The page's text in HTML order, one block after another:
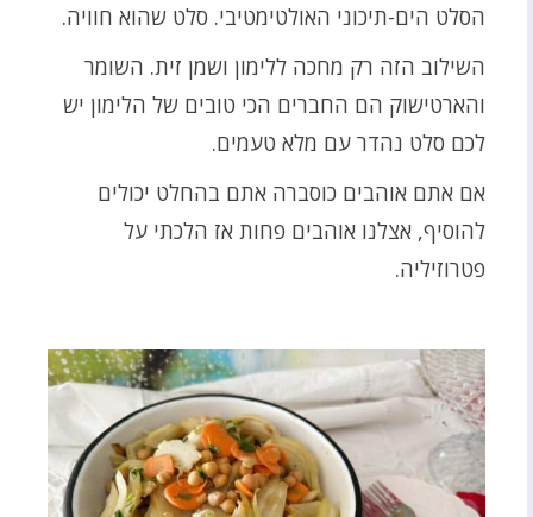
הסלט הים-תיכוני האולטימטיבי. סלט שהוא חוויה.
השילוב הזה רק מחכה ללימון ושמן זית. השומר
והארטישוק הם החברים הכי טובים של הלימון יש
לכם סלט נהדר עם מלא טעמים.
אם אתם אוהבים כוסברה אתם בהחלט יכולים
להוסיף, אצלנו אוהבים פחות אז הלכתי על
פטרוזיליה.